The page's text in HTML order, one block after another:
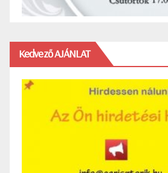
Kedvező AJÁNLAT